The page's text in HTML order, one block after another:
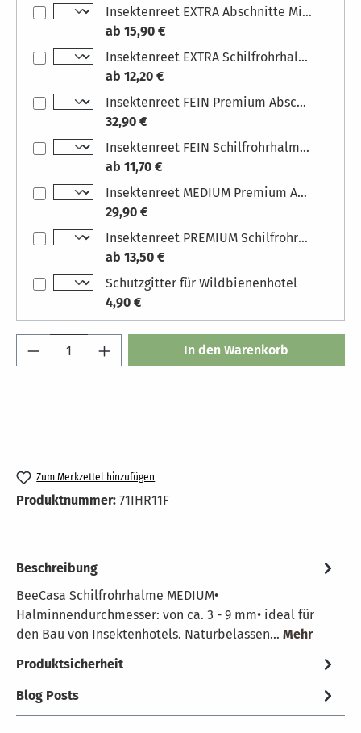
Insektenreet EXTRA Abschnitte Mix 9l
ab 15,90 €
Insektenreet EXTRA Schilfrohrhalme für Insektenhotel Maße: 11 cm Länge, Zuschnitt
ab 12,20 €
Insektenreet FEIN Premium Abschnitte Mix 9l
32,90 €
Insektenreet FEIN Schilfrohrhalme für Insektenhotel Maße: 11 cm Länge, Zuschnitt
ab 11,70 €
Insektenreet MEDIUM Premium Abschnitte Mix 9l
29,90 €
Insektenreet PREMIUM Schilfrohrhalme für Insektenhotel Maße: 11 cm Länge, Zuschnitt
ab 13,50 €
Schutzgitter für Wildbienenhotel
4,90 €
Produkt Anzahl: Gib den gewünschten
In den Warenkorb
Zum Merkzettel hinzufügen
Produktnummer: 71IHR11F
Beschreibung
BeeCasa Schilfrohrhalme MEDIUM•
Halminnendurchmesser: von ca. 3 - 9 mm• ideal für
den Bau von Insektenhotels. Naturbelassen… Mehr
Produktsicherheit
Blog Posts